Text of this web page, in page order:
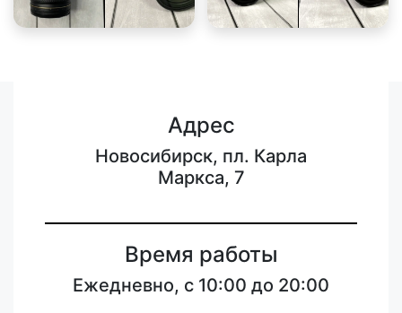
Адрес
Новосибирск, пл. Карла
Маркса, 7
Время работы
Ежедневно, с 10:00 до 20:00